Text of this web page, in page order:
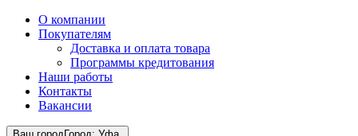
О компании
Покупателям
Доставка и оплата товара
Программы кредитования
Наши работы
Контакты
Вакансии